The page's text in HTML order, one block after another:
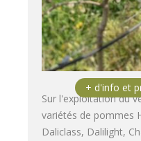
Sur l'exploitation du
variétés de pommes
Daliclass, Dalilight,